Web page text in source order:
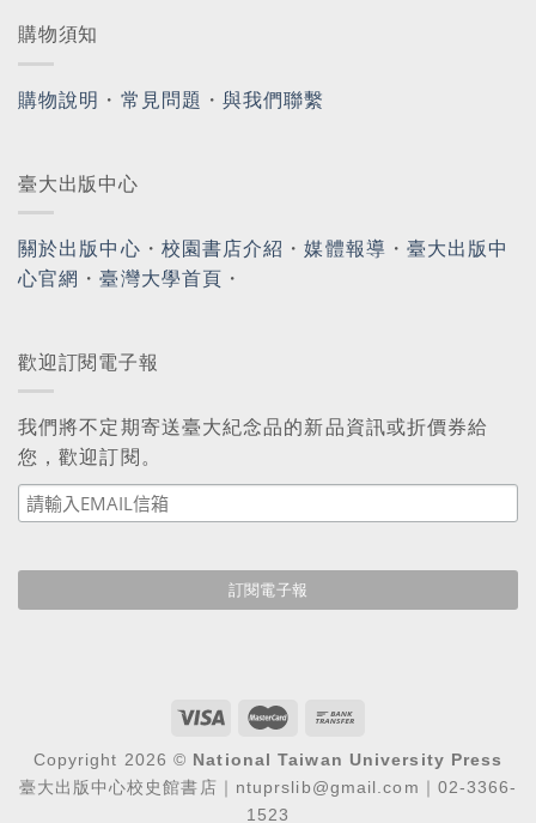
購物須知
購物說明 ・ 常見問題 ・與我們聯繫
臺大出版中心
關於出版中心 ・ 校園書店介紹 ・媒體報導 ・ 臺大出版中
心官網 ・臺灣大學首頁 ・
歡迎訂閱電子報
我們將不定期寄送臺大紀念品的新品資訊或折價券給
您，歡迎訂閱。
Copyright 2026 © National Taiwan University Press
臺大出版中心校史館書店｜ntuprslib@gmail.com｜02-3366-
1523